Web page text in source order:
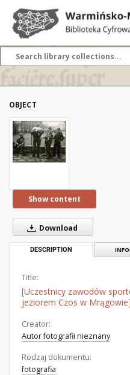
OBJECT
Show content
Download
DESCRIPTION
Title:
[Uczestnicy zawodów
jeziorem Czos w Mrągowie]
Creator:
Autor fotografii nieznany
Rodzaj dokumentu:
fotografia